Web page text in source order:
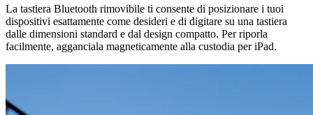
La tastiera Bluetooth rimovibile ti consente di posizionare i tuoi
dispositivi esattamente come desideri e di digitare su una tastiera
dalle dimensioni standard e dal design compatto. Per riporla
facilmente, agganciala magneticamente alla custodia per iPad.